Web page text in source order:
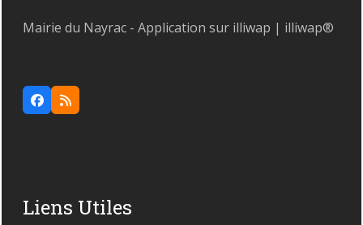
Mairie du Nayrac - Application sur illiwap | illiwap®
Facebook
RSS
Liens Utiles